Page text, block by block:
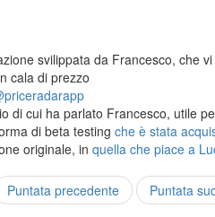
svilippata da Francesco, che
cala di prezzo
di cui ha parlato Francesco, utile
di beta testing che è stata
originale, in quella che piace a
Puntata precedente Puntata